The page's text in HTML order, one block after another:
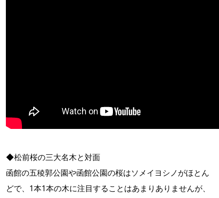
◆松前桜の三大名木と対面
函館の五稜郭公園や函館公園の桜はソメイヨシノがほとん
どで、1本1本の木に注目することはあまりありませんが、